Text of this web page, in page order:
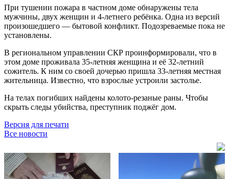
При тушении пожара в частном доме обнаружены тела
мужчины, двух женщин и 4-летнего ребёнка. Одна из версий
произошедшего — бытовой конфликт. Подозреваемые пока не
установлены.
В региональном управлении СКР проинформировали, что в
этом доме проживала 35-летняя женщина и её 32-летний
сожитель. К ним со своей дочерью пришла 33-летняя местная
жительница. Известно, что взрослые устроили застолье.
На телах погибших найдены колото-резаные раны. Чтобы
скрыть следы убийства, преступник поджёг дом.
Версия для печати
Все новости